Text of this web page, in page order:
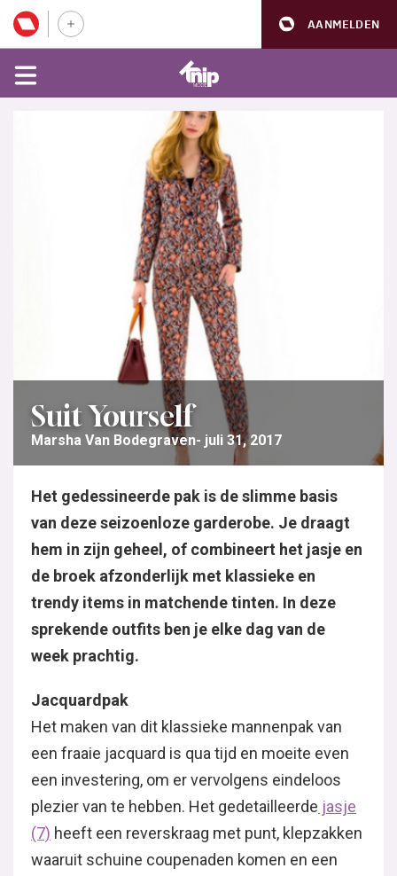
AANMELDEN
Suit Yourself
Marsha Van Bodegraven juli 31, 2017
Het gedessineerde pak is de slimme basis
van deze seizoenloze garderobe. Je draagt
hem in zijn geheel, of combineert het jasje en
de broek afzonderlijk met klassieke en
trendy items in matchende tinten. In deze
sprekende outfits ben je elke dag van de
week prachtig.
Jacquardpak
Het maken van dit klassieke mannenpak van
een fraaie jacquard is qua tijd en moeite even
een investering, om er vervolgens eindeloos
plezier van te hebben. Het gedetailleerde jasje
(7) heeft een reverskraag met punt, klepzakken
waaruit schuine coupenaden komen en een